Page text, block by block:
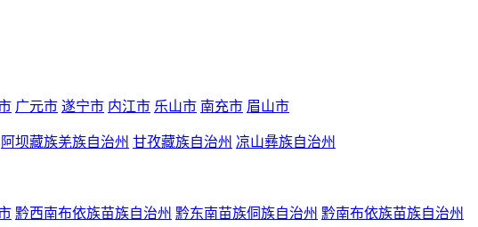
广元市 遂宁市 内江市 乐山市 南充市 眉山市
阿坝藏族羌族自治州 甘孜藏族自治州 凉山彝族自治州
黔西南布依族苗族自治州 黔东南苗族侗族自治州 黔南布依族苗族自治州